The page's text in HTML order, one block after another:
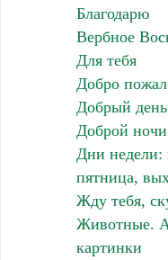
Благодарю
Вербное
Для тебя
Добро
Добрый день
Доброй ночи
Дни недели:
пятница,
Жду тебя,
Животные.
картинки